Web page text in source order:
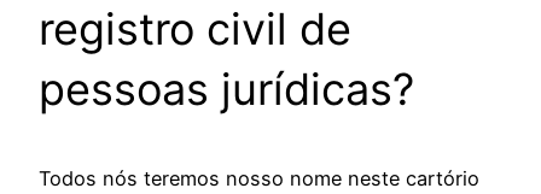
registro civil de
pessoas jurídicas?
Todos nós teremos nosso nome neste cartório